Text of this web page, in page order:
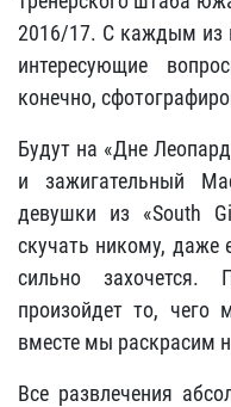
2016/17. С каждым из
интересующие
конечно,
Будут на «Дне
и зажигательный
девушки из «South
скучать никому, даже
сильно захочется.
произойдет то, чего
вместе мы раскрасим
Все развлечения